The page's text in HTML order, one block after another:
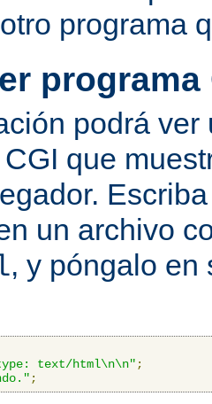
programa
programa
podrá ver
que
un archivo
, y póngalo
text/html\n\n" ;
;